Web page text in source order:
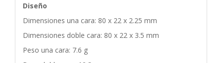
Diseño
Dimensiones una cara: 80 x 22 x 2.25 mm
Dimensiones doble cara: 80 x 22 x 3.5 mm
Peso una cara: 7.6 g